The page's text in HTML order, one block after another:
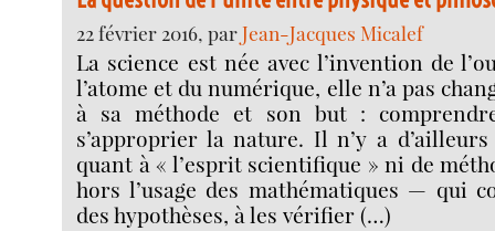
22 février 2016, parJean-Jacques Micalef
La science est née avec l’invention de
l’atome et du numérique, elle n’a pas
à sa méthode et son but :
s’approprier la nature. Il n’y a
quant à « l’esprit scientifique » ni de
hors l’usage des mathématiques — qui
des hypothèses, à les vérifier (…)